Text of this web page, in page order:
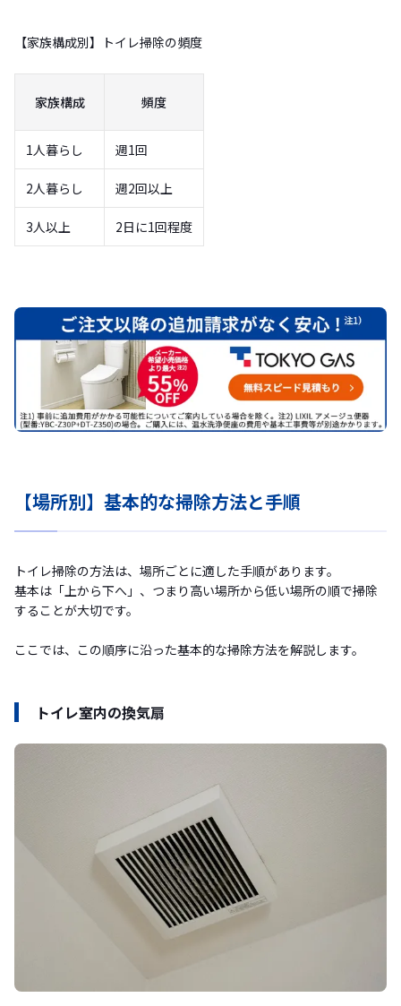
【家族構成別】トイレ掃除の頻度
家族構成 頻度
1人暮らし 週1回
2人暮らし 週2回以上
3人以上 2日に1回程度
【場所別】基本的な掃除方法と手順
トイレ掃除の方法は、場所ごとに適した手順があります。
基本は「上から下へ」、つまり高い場所から低い場所の順で掃除
することが大切です。
ここでは、この順序に沿った基本的な掃除方法を解説します。
トイレ室内の換気扇